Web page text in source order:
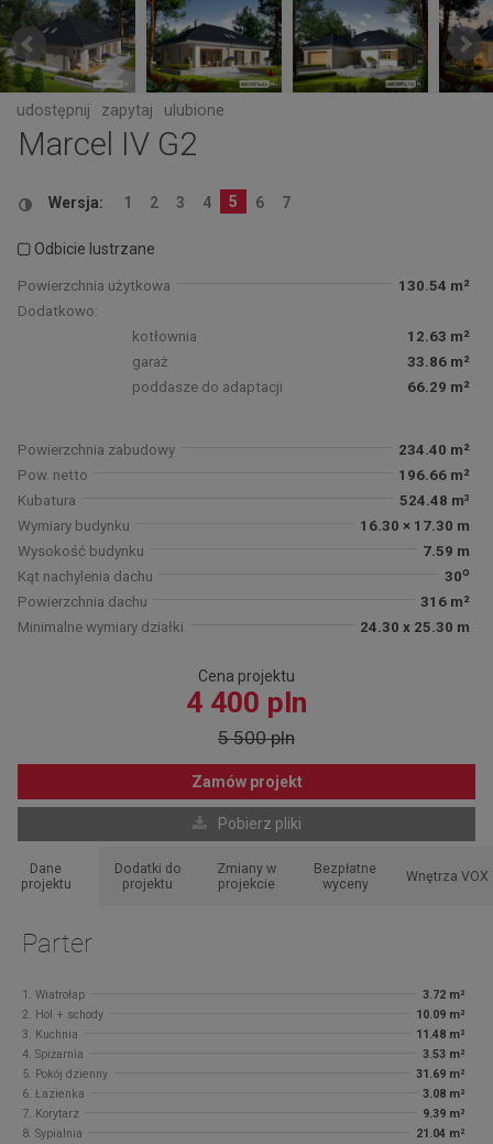
udostępnij zapytaj ulubione
Marcel IV G2
Wersja: 1 2 3 4 5 6 7
Odbicie lustrzane
Powierzchnia użytkowa
130.54 m²
Dodatkowo:
kotłownia
12.63 m²
garaż
33.86 m²
poddasze do adaptacji
66.29 m²
Powierzchnia zabudowy
234.40 m²
Pow. netto
196.66 m²
Kubatura
524.48 m³
Wymiary budynku
16.30 × 17.30 m
Wysokość budynku
7.59 m
Kąt nachylenia dachu
30o
Powierzchnia dachu
316 m²
Minimalne wymiary działki
24.30 x 25.30 m
Cena projektu
4 400 pln
5 500 pln
Zamów projekt
Pobierz pliki
Dane
projektu
Dodatki do
projektu
Zmiany w
projekcie
Bezpłatne
wyceny
Wnętrza VOX
Parter
1. Wiatrołap
3.72 m²
2. Hol + schody
10.09 m²
3. Kuchnia
11.48 m²
4. Spiżarnia
3.53 m²
5. Pokój dzienny
31.69 m²
6. Łazienka
3.08 m²
7. Korytarz
9.39 m²
8. Sypialnia
21.04 m²